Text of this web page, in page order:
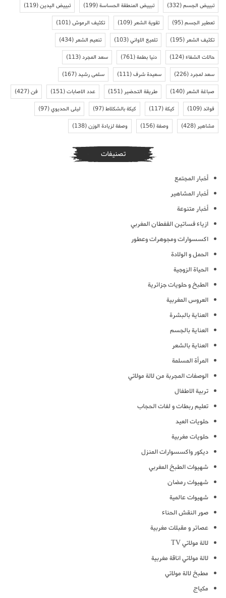
تبييض الجسم(332) تبييض المنطقة الحساسة(199) تبييض اليدين(119)
تعطير الجسم(95) تقوية الشعر(109) تكثيف الرموش(101)
تكثيف الشعر(195) تلميع الاواني(103) تنعيم الشعر(434)
حالات الشفاء(124) دنيا بطمة(761) سعد المجرد(113)
سعد لمجرد(226) سعيدة شرف(111) سلمى رشيد(167)
صباغة الشعر(140) طريقة التحضير(151) عدد الاصابات(151) فن(427)
فوائد(109) كيكة(117) كيكة بالشكلاط(97) ليلى الحديوي(97)
مشاهير(428) وصفة(156) وصفة لزيادة الوزن(138)
تصنيفات
أخبار المجتمع
أخبار المشاهير
أخبار متنوعة
ازياء فساتين القفطان المغربي
اكسسوارات ومجوهرات وعطور
الحمل و الولادة
الحياة الزوجية
الطبخ و حلويات جزائرية
العروس المغربية
العناية بالبشرة
العناية بالجسم
العناية بالشعر
المرأة المسلمة
الوصفات المجربة من لالة مولاتي
تربية الاطفال
تعليم ربطات و لفات الحجاب
حلويات العيد
حلويات مغربية
ديكور واكسسوارات المنزل
شهيوات الطبخ المغربي
شهيوات رمضان
شهيوات عالمية
صور النقش الحناء
عصائر و مقبلات مغربية
لالة مولاتي TV
لالة مولاتي اناقة مغربية
مطبخ لالة مولاتي
مكياج